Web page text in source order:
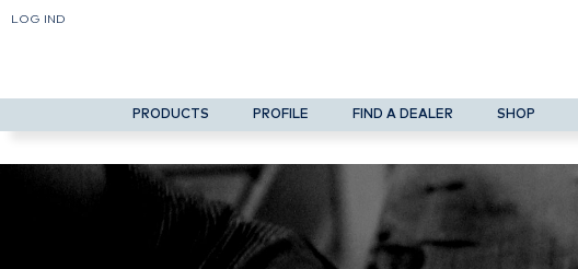
LOG IND
PRODUCTS PROFILE FIND A DEALER SHOP